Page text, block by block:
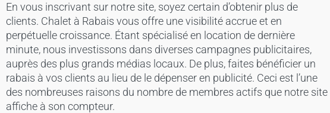
En vous inscrivant sur notre site, soyez certain d’obtenir plus de
clients. Chalet à Rabais vous offre une visibilité accrue et en
perpétuelle croissance. Étant spécialisé en location de dernière
minute, nous investissons dans diverses campagnes publicitaires,
auprès des plus grands médias locaux. De plus, faites bénéficier un
rabais à vos clients au lieu de le dépenser en publicité. Ceci est l’une
des nombreuses raisons du nombre de membres actifs que notre site
affiche à son compteur.